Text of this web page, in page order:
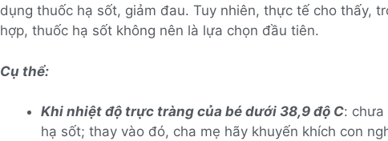
dụng thuốc hạ sốt, giảm đau. Tuy nhiên, thực tế cho thấy,
hợp, thuốc hạ sốt không nên là lựa chọn đầu tiên.
Cụ thể:
Khi nhiệt độ trực tràng của bé dưới 38,9 độ C: chưa
hạ sốt; thay vào đó, cha mẹ hãy khuyến khích con